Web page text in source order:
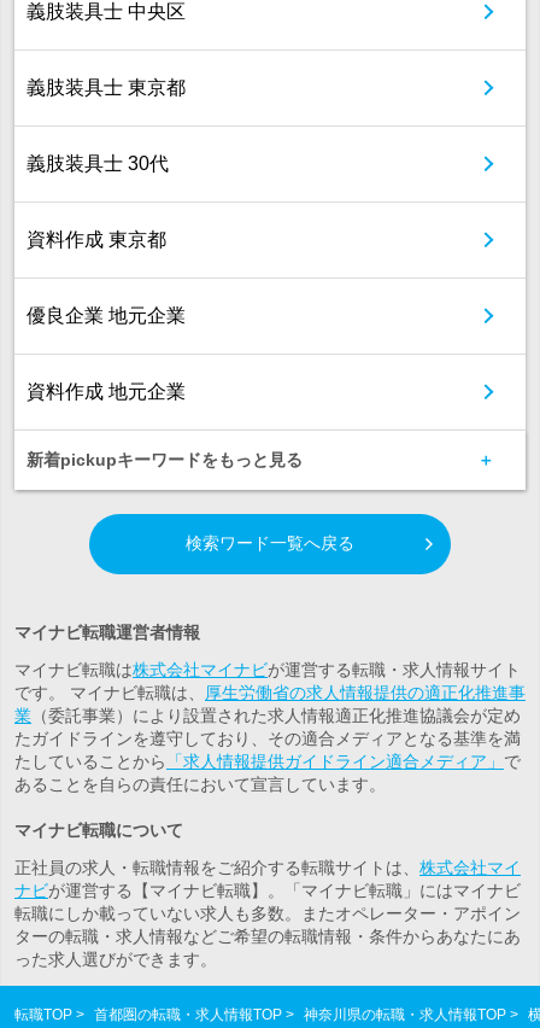
義肢装具士 中央区
義肢装具士 東京都
義肢装具士 30代
資料作成 東京都
優良企業 地元企業
資料作成 地元企業
新着pickupキーワードをもっと見る
検索ワード一覧へ戻る
マイナビ転職運営者情報
マイナビ転職は株式会社マイナビが運営する転職・求人情報サイト
です。 マイナビ転職は、
厚生労働省の求人情報提供の適正化推進事
業 （委託事業）により設置された求人情報適正化推進協議会が定め
たガイドラインを遵守しており、その適合メディアとなる基準を満
たしていることから
「求人情報提供ガイドライン適合メディア」 で
あることを自らの責任において宣言しています。
マイナビ転職について
正社員の求人・転職情報をご紹介する転職サイトは、 株式会社マイ
ナビが運営する【マイナビ転職】。「マイナビ転職」にはマイナビ
転職にしか載っていない求人も多数。またオペレーター・アポイン
ターの転職・求人情報などご希望の転職情報・条件からあなたにあ
った求人選びができます。
転職TOP 首都圏の転職・求人情報TOP 神奈川県の転職・求人情報TOP